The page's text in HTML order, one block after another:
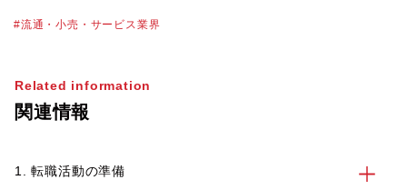
まぐるしく変わる中、転職市場にも変化は
ザー金井 篤也に最新動向を聞きました。
流通・小売・サービス業界
Related information
関連情報
1. 転職活動の準備